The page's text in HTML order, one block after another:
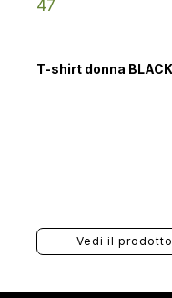
T-shirt donna BLACK
Vedi il prodotto